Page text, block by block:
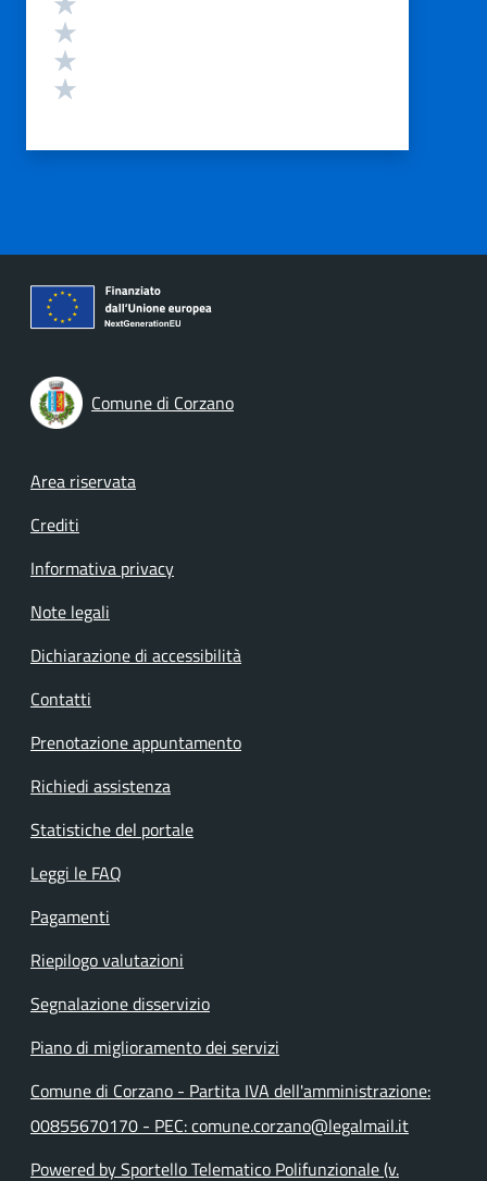
Comune di Corzano
Footer menu
Area riservata
Crediti
Informativa privacy
Note legali
Dichiarazione di accessibilità
Contatti
Prenotazione appuntamento
Richiedi assistenza
Statistiche del portale
Leggi le FAQ
Pagamenti
Riepilogo valutazioni
Segnalazione disservizio
Piano di miglioramento dei servizi
Comune di Corzano - Partita IVA dell'amministrazione:
00855670170 - PEC: comune.corzano@legalmail.it
Powered by Sportello Telematico Polifunzionale (v.